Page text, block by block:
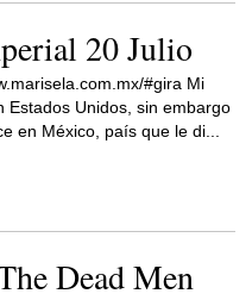
20 Julio
#gira Mi
Estados Unidos, sin embargo
en México, país que le di...
Dead Men